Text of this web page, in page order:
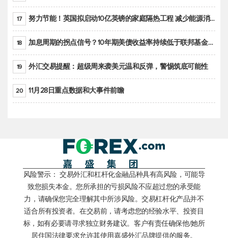
17 努力节能！英国拟启动10亿英镑的家庭隔热工程 减少能源消耗
18 加息周期的拐点信号？10年期美债收益率持续低于联邦基金利率目标区间
19 外汇交易提醒：超级周来袭美元温和反弹，警惕筑底可能性
20 11月28日重点数据和大事件前瞻
风险警示： 交易外汇和杠杆化金融品种具有高风险，可能导
致您损失本金。您所承担的亏损风险不应超过您的承受能
力，请确保您完全理解其中所涉风险。交易杠杆化产品并不
适合所有投资者。在交易前，请考虑您的经验水平、投资目
标，如有必要请寻求独立财务建议。客户有责任确保他/她所
居住国法律要求允许其使用嘉盛外汇品牌提供的服务。